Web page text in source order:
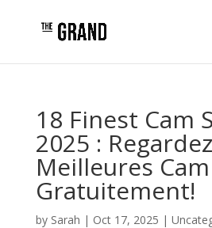
18 Finest Cam
2025 :
Meilleures
Gratuitement!️
by Sarah | Oct 17, 2025 |